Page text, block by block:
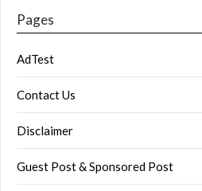
Pages
AdTest
Contact Us
Disclaimer
Guest Post & Sponsored Post